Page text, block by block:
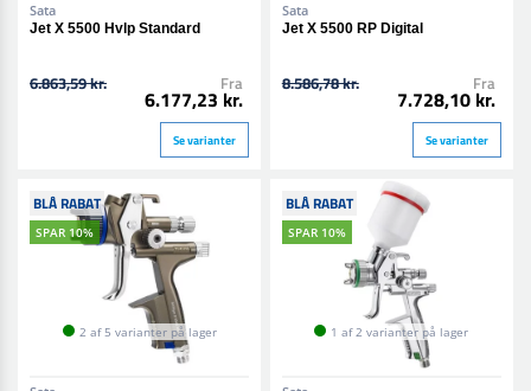
Sata
Jet X 5500 Hvlp Standard
6.863,59 kr. Fra
6.177,23 kr.
Se varianter
Sata
Jet X 5500 RP Digital
8.586,78 kr. Fra
7.728,10 kr.
Se varianter
BLÅ RABAT
SPAR 10%
2 af 5 varianter på lager
BLÅ RABAT
SPAR 10%
1 af 2 varianter på lager